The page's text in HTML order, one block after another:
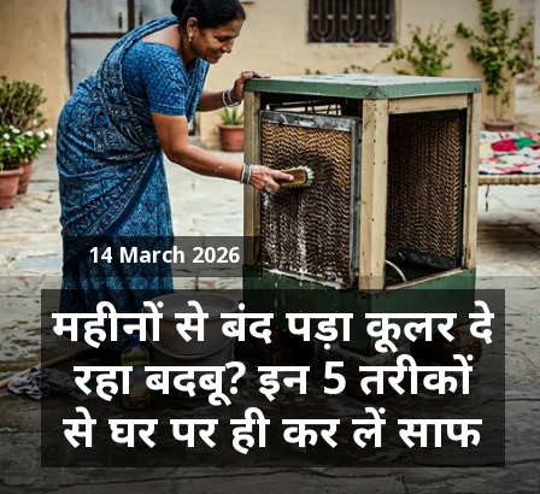
महीनों से बंद पड़ा कूलर दे
रहा बदबू? इन 5 तरीकों
से घर पर ही कर लें साफ
14 March 2026